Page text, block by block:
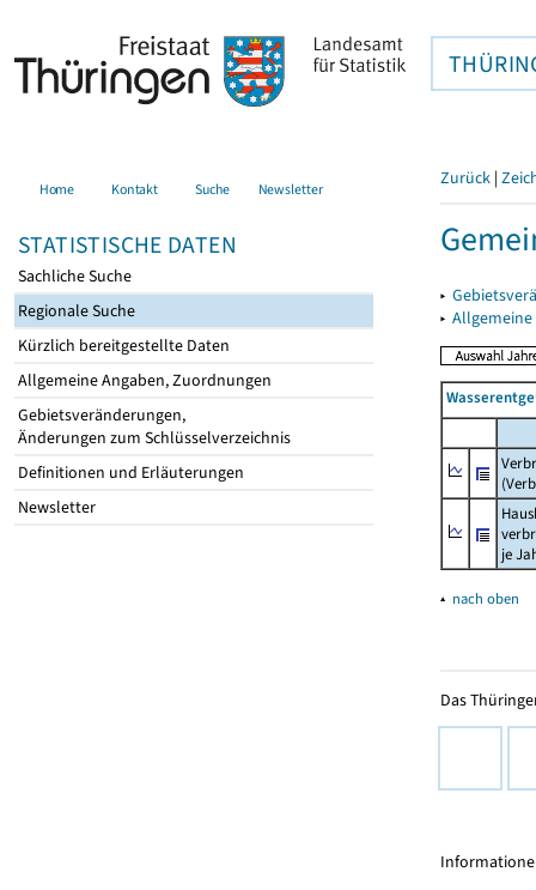
Home Kontakt Suche Newsletter
STATISTISCHE DATEN
Sachliche Suche
Regionale Suche
Kürzlich bereitgestellte Daten
Allgemeine Angaben, Zuordnungen
Gebietsveränderungen,
Änderungen zum Schlüsselverzeichnis
Definitionen und Erläuterungen
Newsletter
Zurück |
▸
▸
je
▴ nach oben
Das